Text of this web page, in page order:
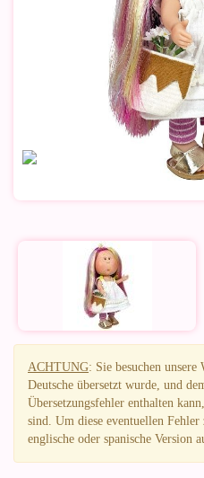
ACHTUNG: Sie besuchen
Deutsche übersetzt wurde, und
Übersetzungsfehler enthalten
sind. Um diese eventuellen
englische oder spanische Version